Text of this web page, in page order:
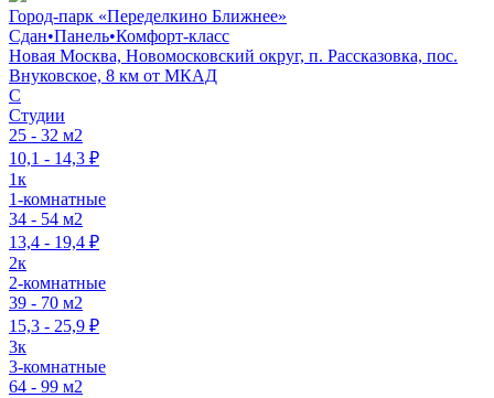
Город-парк «Переделкино Ближнее»
Сдан•Панель•Комфорт-класс
Новая Москва, Новомосковский округ, п. Рассказовка, пос.
Внуковское, 8 км от МКАД
C
Студии
25 - 32 м2
10,1 - 14,3 ₽
1к
1-комнатные
34 - 54 м2
13,4 - 19,4 ₽
2к
2-комнатные
39 - 70 м2
15,3 - 25,9 ₽
3к
3-комнатные
64 - 99 м2